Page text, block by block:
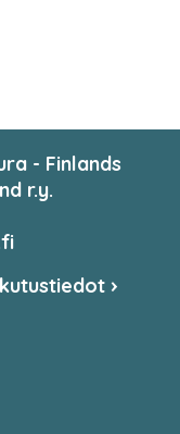
- Finlands
r.y.